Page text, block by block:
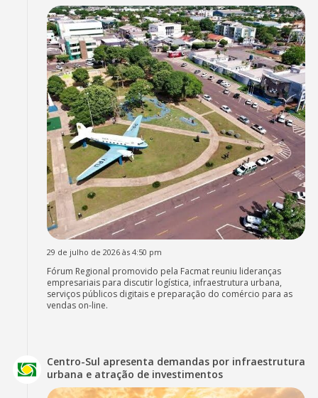
29 de julho de 2026 às 4:50 pm
Fórum Regional promovido pela Facmat reuniu lideranças
empresariais para discutir logística, infraestrutura urbana,
serviços públicos digitais e preparação do comércio para as
vendas on-line.
Centro-Sul apresenta demandas por infraestrutura
urbana e atração de investimentos